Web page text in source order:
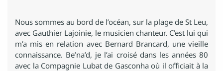
Nous sommes au bord de l’océan, sur la plage de St Leu,
avec Gauthier Lajoinie, le musicien chanteur. C’est lui qui
m’a mis en relation avec Bernard Brancard, une vieille
connaissance. Be’na’d, je l’ai croisé dans les années 80
avec la Compagnie Lubat de Gasconha où il officiait à la